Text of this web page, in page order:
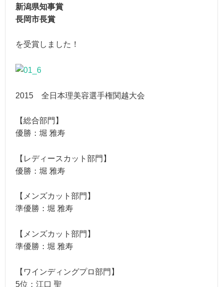
新潟県知事賞
長岡市長賞
を受賞しました！
2015 全日本理美容選手権関越大会
【総合部門】
優勝：堀 雅寿
【レディースカット部門】
優勝：堀 雅寿
【メンズカット部門】
準優勝：堀 雅寿
【メンズカット部門】
準優勝：堀 雅寿
【ワインディングプロ部門】
5位：江口 聖